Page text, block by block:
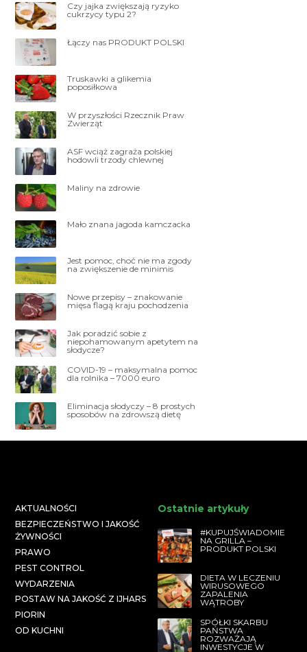
Czy jajka zwiększają ryzyko
cukrzycy typu 2?
Łączy nas PRODUKT POLSKI
Truskawki a glikemia
poposiłkowa
W przyszłości Rzecznik Praw
Zwierząt
ASF wciąż zagraża polskiej
hodowli trzody chlewnej
Maliny na zdrowie
Mało znana jagoda kamczacka
Jest pomoc, choć nie ma zgody
na zwiększenie de minimis
Nowe przepisy – znakowanie
mięsa flagą kraju pochodzenia
Jak poradzić sobie z
niepohamowanym apetytem na
słodycze?
COVID-19 – maksymalna pomoc
dla rolnika – 7000 euro
Eliminacja słodyczy – 8 prostych
sposobów na zdrowszą dietę
AKTUALNOŚCI
BEZPIECZEŃSTWO I JAKOŚĆ
ŻYWNOŚCI
PRAWO
PEST CONTROL
WYDARZENIA
POSTAW NA JAKOŚĆ Z IJHARS
PIORIN
OD KUCHNI
Ostatnie artykuły
#KUPUJŚWIADOMIE
NA GRILLA –
PRODUKT POLSKI
DIETA W LECZENIU
WIRUSOWEGO
ZAPALENIA
WĄTROBY
SPÓŁKI SKARBU
PAŃSTWA
ROZWAŻAJĄ
INWESTYCJE W